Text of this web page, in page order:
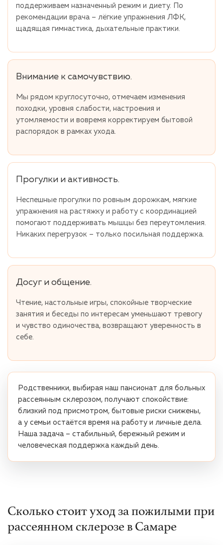
поддерживаем назначенный режим и диету. По
рекомендации врача – лёгкие упражнения ЛФК,
щадящая гимнастика, дыхательные практики.
Внимание к самочувствию.
Мы рядом круглосуточно, отмечаем изменения
походки, уровня слабости, настроения и
утомляемости и вовремя корректируем бытовой
распорядок в рамках ухода.
Прогулки и активность.
Неспешные прогулки по ровным дорожкам, мягкие
упражнения на растяжку и работу с координацией
помогают поддерживать мышцы без переутомления.
Никаких перегрузок – только посильная поддержка.
Досуг и общение.
Чтение, настольные игры, спокойные творческие
занятия и беседы по интересам уменьшают тревогу
и чувство одиночества, возвращают уверенность в
себе.
Родственники, выбирая наш пансионат для больных
рассеянным склерозом, получают спокойствие:
близкий под присмотром, бытовые риски снижены,
а у семьи остаётся время на работу и личные дела.
Наша задача – стабильный, бережный режим и
человеческая поддержка каждый день.
Сколько стоит уход за пожилыми при
рассеянном склерозе в Самаре